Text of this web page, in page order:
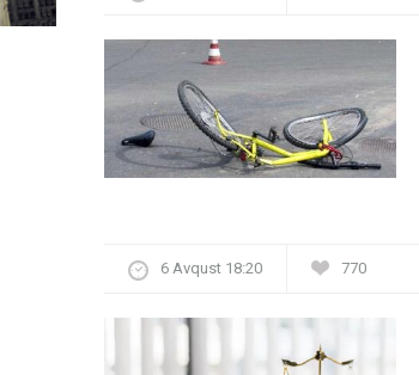
6 Avqust 18:20 770